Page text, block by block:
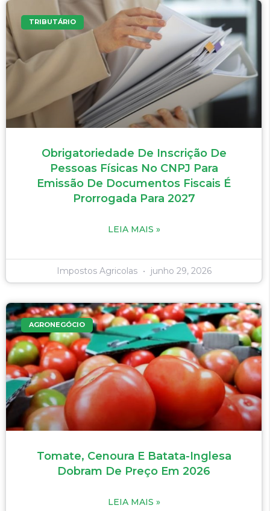
TRIBUTÁRIO
Obrigatoriedade De Inscrição De
Pessoas Físicas No CNPJ Para
Emissão De Documentos Fiscais É
Prorrogada Para 2027
LEIA MAIS »
Impostos Agricolas junho 29, 2026
AGRONEGÓCIO
Tomate, Cenoura E Batata-Inglesa
Dobram De Preço Em 2026
LEIA MAIS »